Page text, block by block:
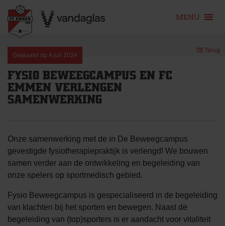
content
MENU
Geplaatst op 4 juli 2024
Terug
FYSIO BEWEEGCAMPUS EN FC
EMMEN VERLENGEN
SAMENWERKING
Onze samenwerking met de in De Beweegcampus
gevestigde fysiotherapiepraktijk is verlengd! We bouwen
samen verder aan de ontwikkeling en begeleiding van
onze spelers op sportmedisch gebied.
Fysio Beweegcampus is gespecialiseerd in de begeleiding
van klachten bij het sporten en bewegen. Naast de
begeleiding van (top)sporters is er aandacht voor vitaliteit